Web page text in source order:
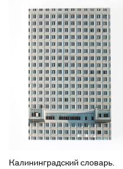
Калининградский словарь.